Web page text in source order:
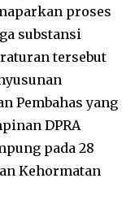
proses
substansi
tersebut
Pembahas yang
DPRA
pada 28
Kehormatan